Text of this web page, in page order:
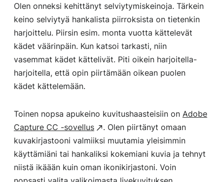
Olen onneksi kehittänyt selviytymiskeinoja. Tärkein
keino selviytyä hankalista piirroksista on tietenkin
harjoittelu. Piirsin esim. monta vuotta kättelevät
kädet väärinpäin. Kun katsoi tarkasti, niin
vasemmat kädet kättelivät. Piti oikein harjoitella-
harjoitella, että opin piirtämään oikean puolen
kädet kättelemään.
Toinen nopsa apukeino kuvitushaasteisiin on Adobe
Capture CC -sovellus
. Olen piirtänyt omaan
kuvakirjastooni valmiiksi muutamia yleisimmin
käyttämiäni tai hankaliksi kokemiani kuvia ja tehnyt
niistä ikäään kuin oman ikonikirjastoni. Voin